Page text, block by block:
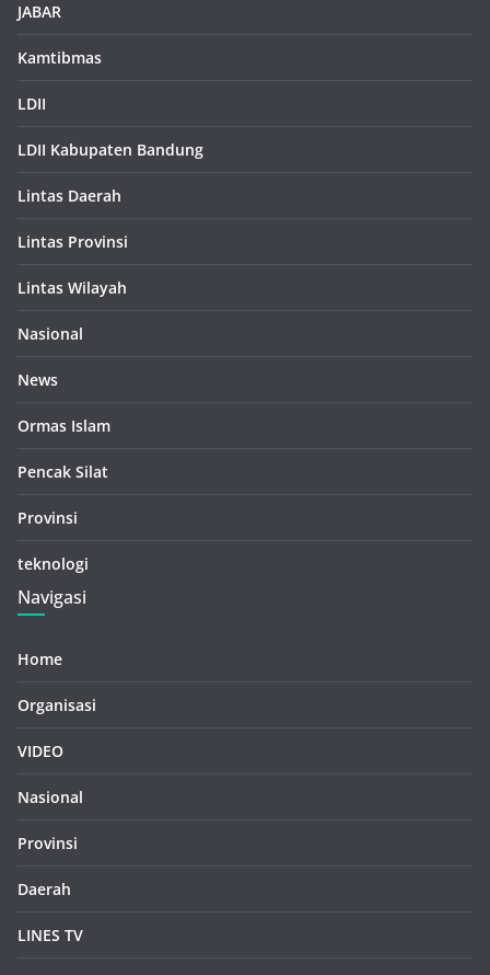
JABAR
Kamtibmas
LDII
LDII Kabupaten Bandung
Lintas Daerah
Lintas Provinsi
Lintas Wilayah
Nasional
News
Ormas Islam
Pencak Silat
Provinsi
teknologi
Navigasi
Home
Organisasi
VIDEO
Nasional
Provinsi
Daerah
LINES TV